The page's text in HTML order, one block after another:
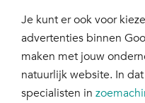
Je kunt er ook voor
advertenties binnen
maken met jouw
natuurlijk website. In
specialisten in